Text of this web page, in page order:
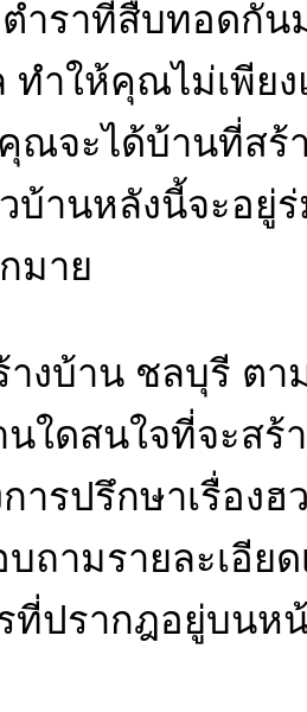
ำราที่สืบทอดกัน
ทำให้คุณไม่เพีย
ณจะได้บ้านที่สร้
บ้านหลังนี้จะอยู่
มาย
างบ้าน ชลบุรี ตา
ใดสนใจที่จะสร้
ารปรึกษาเรื่องฮ
ถามรายละเอีย
ที่ปรากฎอยู่บนห